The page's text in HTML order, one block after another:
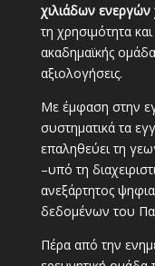
χιλιάδων
τη χρησιμότητα
ακαδημαϊκής
αξιολογήσεις.
Με έμφαση στην
συστηματικά τα
επαληθεύει τη
–υπό τη
ανεξάρτητος
δεδομένων του
Πέρα από την